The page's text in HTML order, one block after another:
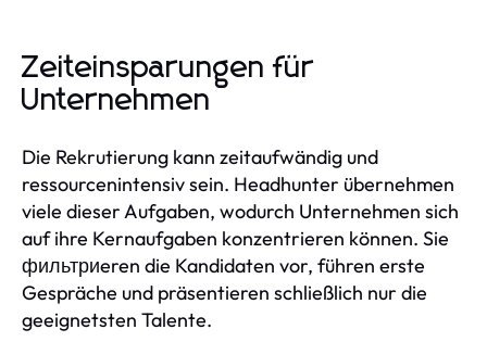
Zeiteinsparungen für
Unternehmen
Die Rekrutierung kann zeitaufwändig und
ressourcenintensiv sein. Headhunter übernehmen
viele dieser Aufgaben, wodurch Unternehmen sich
auf ihre Kernaufgaben konzentrieren können. Sie
фильтриeren die Kandidaten vor, führen erste
Gespräche und präsentieren schließlich nur die
geeignetsten Talente.